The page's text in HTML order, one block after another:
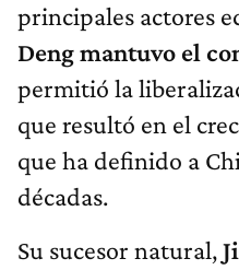
principales actores
Deng mantuvo el
permitió la
que resultó en el
que ha definido a
décadas.
Su sucesor natural,